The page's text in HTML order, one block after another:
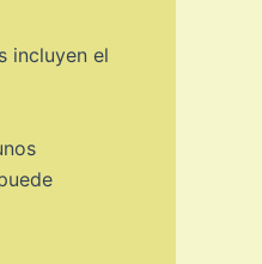
incluyen el